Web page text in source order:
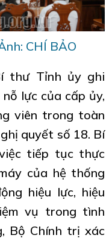
CHÍ BẢO
thư Tỉnh ủy ghi
lực của cấp ủy,
viên trong toàn
quyết số 18. Bí
tiếp tục thực
của hệ thống
hiệu lực, hiệu
vụ trong tình
Bộ Chính trị xác